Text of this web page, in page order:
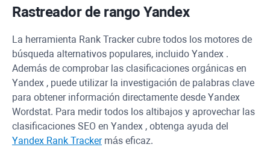
Rastreador de rangoYandex
La herramienta Rank Trackercubre todos los motores de
búsqueda alternativos populares, incluido Yandex .
Además de comprobar las clasificaciones orgánicas en
Yandex , puede utilizar la investigación de palabras clave
para obtener información directamente desde Yandex
Wordstat. Para medir todos los altibajos y aprovechar las
clasificaciones SEO en Yandex , obtenga ayuda del
Yandex Rank Trackermás eficaz.